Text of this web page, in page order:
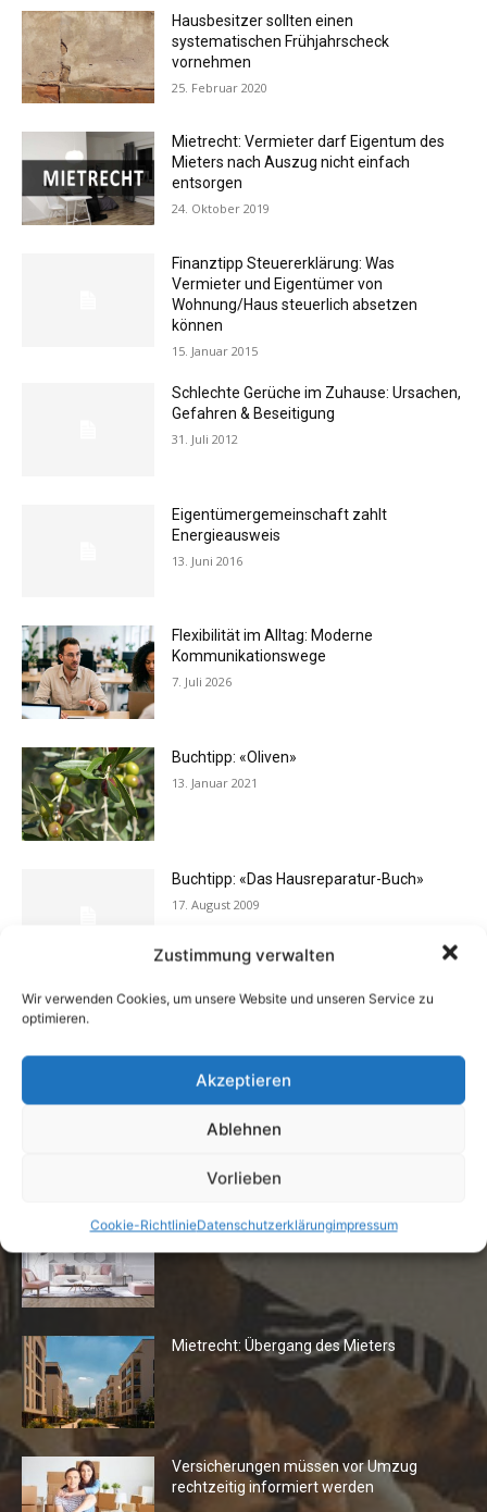
Zustimmung verwalten
Wir verwenden Cookies, um unsere Website und unseren Service zu
optimieren.
Akzeptieren
Ablehnen
Vorlieben
Cookie-RichtlinieDatenschutzerklärungimpressum
Hausbesitzer sollten einen
systematischen Frühjahrscheck
vornehmen
25. Februar 2020
Mietrecht: Vermieter darf Eigentum des
Mieters nach Auszug nicht einfach
entsorgen
24. Oktober 2019
Finanztipp Steuererklärung: Was
Vermieter und Eigentümer von
Wohnung/Haus steuerlich absetzen
können
15. Januar 2015
Schlechte Gerüche im Zuhause: Ursachen,
Gefahren & Beseitigung
31. Juli 2012
Eigentümergemeinschaft zahlt
Energieausweis
13. Juni 2016
Flexibilität im Alltag: Moderne
Kommunikationswege
7. Juli 2026
Buchtipp: «Oliven»
13. Januar 2021
Buchtipp: «Das Hausreparatur-Buch»
17. August 2009
Rechtstipp: Grundbucheinsicht nur bei
Die Redaktion empfiehlt
Fototapeten: Neuer Look fürs
Mietrecht: Übergang des Mieters
Versicherungen müssen vor Umzug
rechtzeitig informiert werden